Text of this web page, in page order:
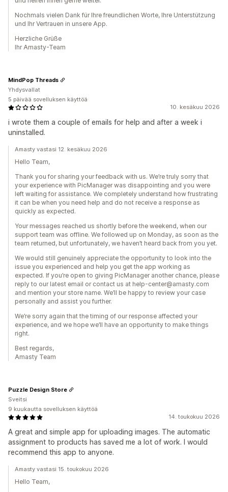
Nochmals vielen Dank für Ihre freundlichen Worte, Ihre Unterstützung
und Ihr Vertrauen in unsere App.
Herzliche Grüße
Ihr Amasty-Team
10. kesäkuu 2026
i wrote them a couple of emails for help and after a week i
uninstalled.
MindPop Threads
Yhdysvallat
5 päivää sovelluksen käyttöä
Amasty vastasi 12. kesäkuu 2026
Hello Team,
Thank you for sharing your feedback with us. We’re truly sorry that
your experience with PicManager was disappointing and you were
left waiting for assistance. We completely understand how frustrating
it can be when you need help and do not receive a response as
quickly as expected.
Your messages reached us shortly before the weekend, when our
support team was offline. We followed up on Monday, as soon as the
team returned, but unfortunately, we haven’t heard back from you yet.
We would still genuinely appreciate the opportunity to look into the
issue you experienced and help you get the app working as
expected. If you’re open to giving PicManager another chance, please
reply to our latest email or contact us at help-center@amasty.com
and mention your store name. We’ll be happy to review your case
personally and assist you further.
We’re sorry again that the timing of our response affected your
experience, and we hope we’ll have an opportunity to make things
right.
Best regards,
Amasty Team
14. toukokuu 2026
A great and simple app for uploading images. The automatic
assignment to products has saved me a lot of work. I would
recommend this app to anyone.
Puzzle Design Store
Sveitsi
9 kuukautta sovelluksen käyttöä
Amasty vastasi 15. toukokuu 2026
Hello Team,